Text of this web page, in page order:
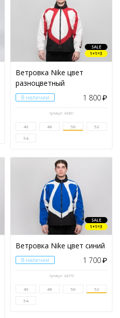
SALE
1+1=3
Ветровка Nike цвет
разноцветный
В наличии 1 800₽
Артикул: 44381
46 48 50 52
54
SALE
1+1=3
Ветровка Nike цвет синий
В наличии 1 700₽
Артикул: 44379
46 48 50 52
54